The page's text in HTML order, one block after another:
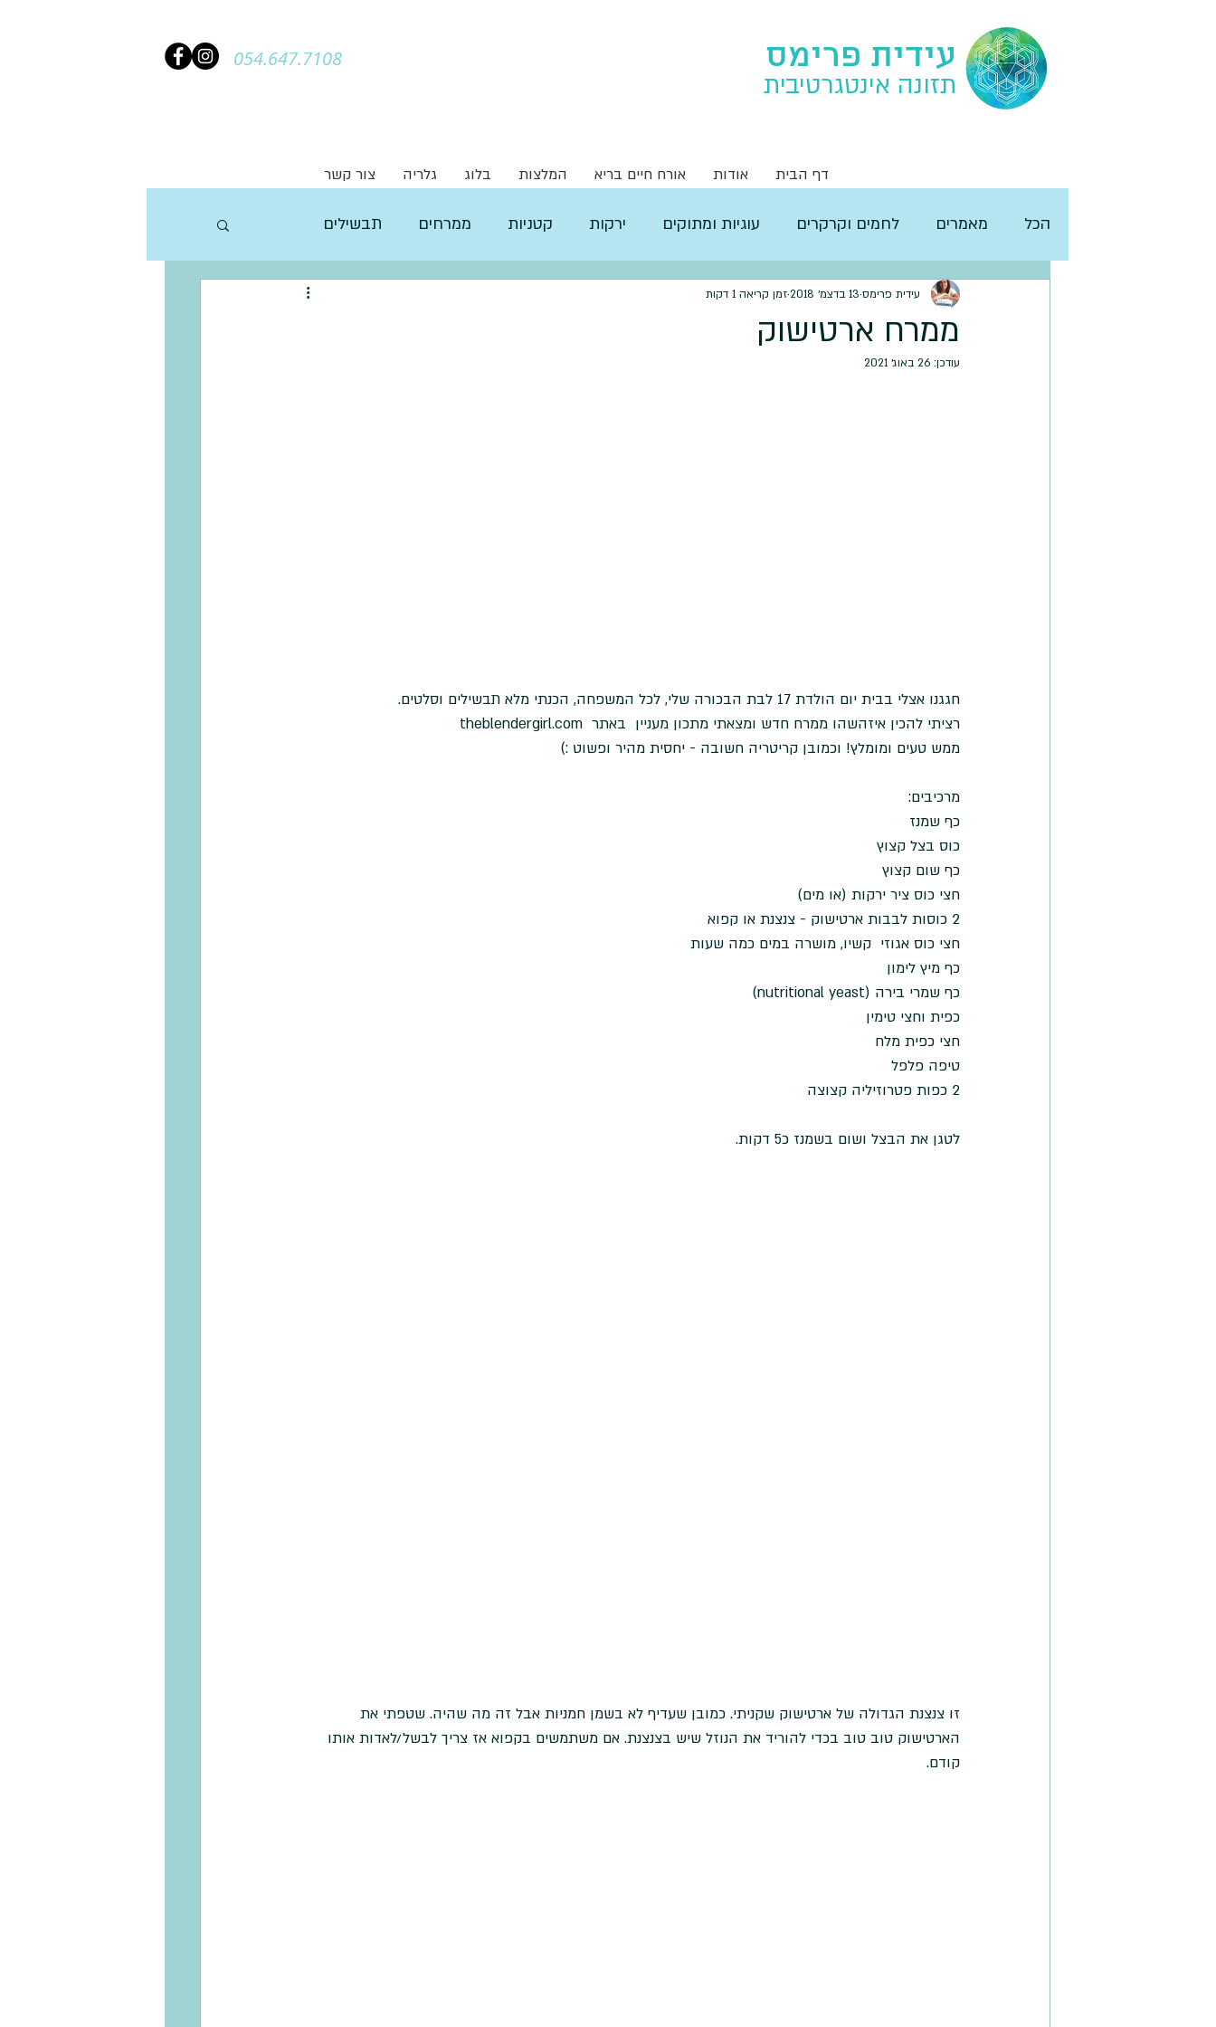
054.647.7108 עידית פרימס
תזונה אינטגרטיבית
דף הבית אודות אורח חיים בריא המלצות בלוג גלריה צור קשר
הכל מאמרים לחמים וקרקרים עוגיות ומתוקים ירקות קטניות ממרחים תבשילים
ממרח ארטישוק
עידית פרימס 13 בדצמ׳ 2018 זמן קריאה 1 דקות
עודכן: 26 באוג׳ 2021
חגגנו אצלי בבית יום הולדת 17 לבת הבכורה שלי, לכל המשפחה, הכנתי מלא תבשילים וסלטים.
רציתי להכין איזהשהו ממרח חדש ומצאתי מתכון מעניין  באתר  theblendergirl.com
ממש טעים ומומלץ! וכמובן קריטריה חשובה - יחסית מהיר ופשוט :)
מרכיבים:
כף שמנז
כוס בצל קצוץ
כף שום קצוץ
חצי כוס ציר ירקות (או מים)
2 כוסות לבבות ארטישוק - צנצנת או קפוא
חצי כוס אגוזי  קשיו, מושרה במים כמה שעות
כף מיץ לימון
כף שמרי בירה (nutritional yeast)
כפית וחצי טימין
חצי כפית מלח
טיפה פלפל
2 כפות פטרוזיליה קצוצה
לטגן את הבצל ושום בשמנז כ5 דקות.
זו צנצנת הגדולה של ארטישוק שקניתי. כמובן שעדיף לא בשמן חמניות אבל זה מה שהיה. שטפתי את
הארטישוק טוב טוב בכדי להוריד את הנוזל שיש בצנצנת. אם משתמשים בקפוא אז צריך לבשל/לאדות אותו
קודם.